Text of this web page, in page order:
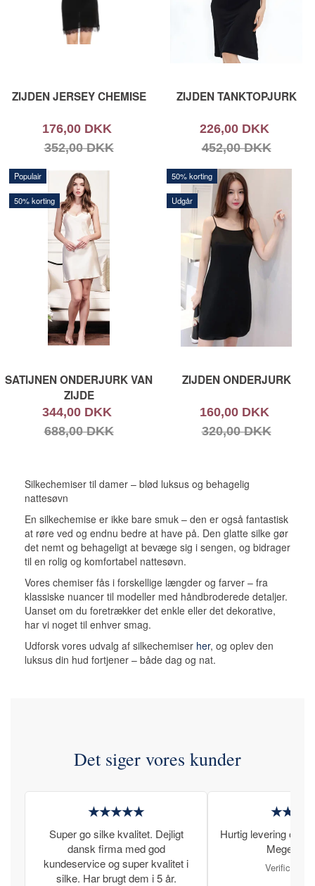
ZIJDEN JERSEY CHEMISE
176,00 DKK
352,00 DKK
ZIJDEN TANKTOPJURK
226,00 DKK
452,00 DKK
Populair
50% korting
SATIJNEN ONDERJURK VAN
ZIJDE
344,00 DKK
688,00 DKK
50% korting
Udgår
ZIJDEN ONDERJURK
160,00 DKK
320,00 DKK
Silkechemiser til damer – blød luksus og behagelig
nattesøvn
En silkechemise er ikke bare smuk – den er også fantastisk
at røre ved og endnu bedre at have på. Den glatte silke gør
det nemt og behageligt at bevæge sig i sengen, og bidrager
til en rolig og komfortabel nattesøvn.
Vores chemiser fås i forskellige længder og farver – fra
klassiske nuancer til modeller med håndbroderede detaljer.
Uanset om du foretrækker det enkle eller det dekorative,
har vi noget til enhver smag.
Udforsk vores udvalg af silkechemiser her, og oplev den
luksus din hud fortjener – både dag og nat.
Det siger vores kunder
★★★★★
Super go silke kvalitet. Dejligt
dansk firma med god
kundeservice og super kvalitet i
silke. Har brugt dem i 5 år.
Hurtig levering og
Meget
Verificeret